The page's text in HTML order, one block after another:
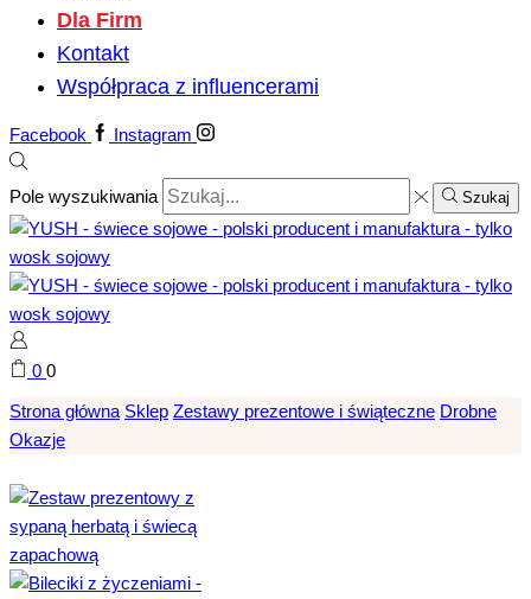
Dla Firm
Kontakt
Współpraca z influencerami
Facebook Instagram
Pole wyszukiwania Szukaj
0 0
Strona główna Sklep Zestawy prezentowe i świąteczne Drobne
Okazje